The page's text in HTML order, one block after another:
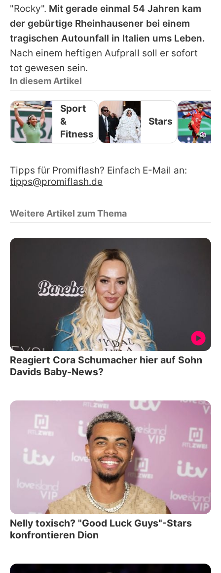
"Rocky". Mit gerade einmal 54 Jahren kam
der gebürtige Rheinhausener bei einem
tragischen Autounfall in Italien ums Leben.
Nach einem heftigen Aufprall soll er sofort
tot gewesen sein.
In diesem Artikel
Sport
&
Fitness
Stars
Tipps für Promiflash? Einfach E-Mail an:
tipps@promiflash.de
Weitere Artikel zum Thema
Reagiert Cora Schumacher hier auf Sohn
Davids Baby-News?
Nelly toxisch? "Good Luck Guys"-Stars
konfrontieren Dion